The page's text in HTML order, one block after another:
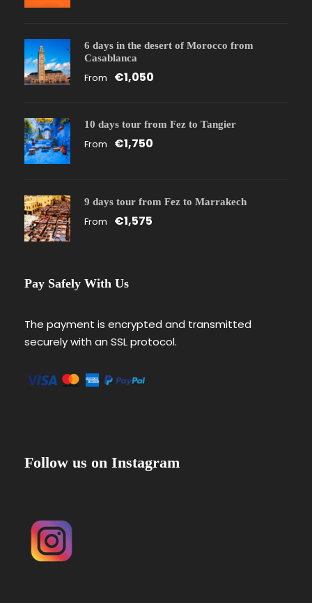
6 days in the desert of Morocco from
Casablanca
From €1,050
10 days tour from Fez to Tangier
From €1,750
9 days tour from Fez to Marrakech
From €1,575
Pay Safely With Us
The payment is encrypted and transmitted
securely with an SSL protocol.
Follow us on Instagram